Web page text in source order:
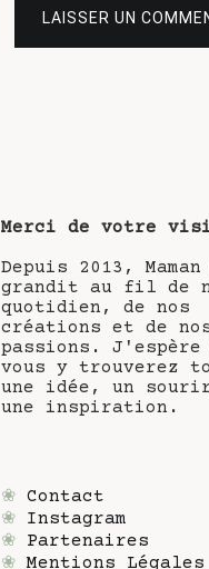
LAISSER UN
Merci de votre
Depuis 2013, Maman
grandit au fil de
quotidien, de nos
créations et de
passions. J'espère
vous y trouverez
une idée, un
une inspiration.
❀ Contact
❀ Instagram
❀ Partenaires
❀ Mentions Légales